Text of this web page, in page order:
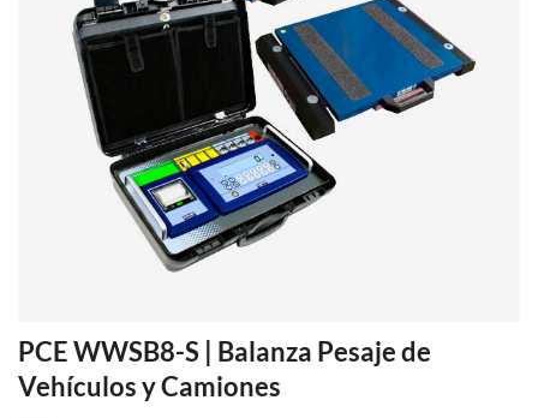
PCE WWSB8-S | Balanza Pesaje de
Vehículos y Camiones